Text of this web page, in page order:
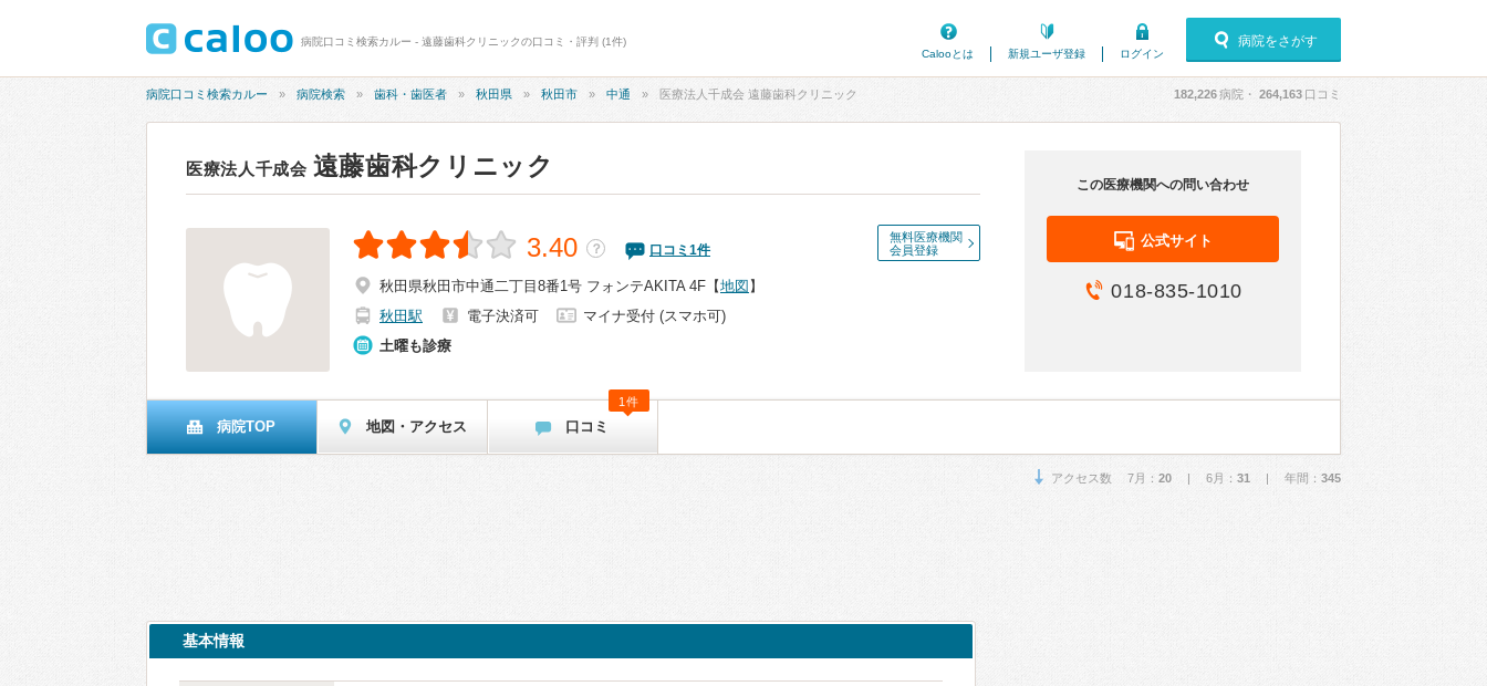
病院口コミ検索カルー - 遠藤歯科クリニックの口コミ・評判 (1件)
Calooとは
新規ユーザ登録 ログイン
病院をさがす
病院口コミ検索カルー 病院検索 歯科・歯医者 秋田県 秋田市 中通 医療法人千成会 遠藤歯科クリニック 182,226病院・ 264,163 口コミ
医療法人千成会 遠藤歯科クリニック
無料医療機関
会員登録
3.40 ？ 口コミ 1件
秋田県秋田市中通二丁目8番1号 フォンテAKITA 4F 【地図 】
秋田駅
電子決済可
マイナ受付 (スマホ可)
土曜も診療
この医療機関への問い合わせ
公式サイト
018-835-1010
病院TOP 地図・アクセス 口コミ
1件
アクセス数 7月： 20 | 6月： 31 | 年間： 345
基本情報